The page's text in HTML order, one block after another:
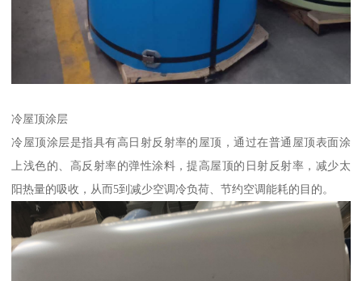
冷屋顶涂层
冷屋顶涂层是指具有高日射反射率的屋顶，通过在普通屋顶表面涂
上浅色的、高反射率的弹性涂料，提高屋顶的日射反射率，减少太
阳热量的吸收，从而5到减少空调冷负荷、节约空调能耗的目的。